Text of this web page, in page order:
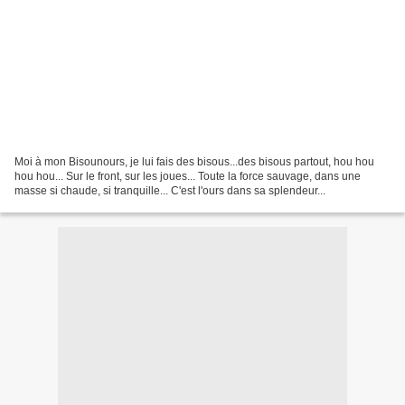
Moi à mon Bisounours, je lui fais des bisous...des bisous partout, hou hou
hou hou... Sur le front, sur les joues... Toute la force sauvage, dans une
masse si chaude, si tranquille... C'est l'ours dans sa splendeur...